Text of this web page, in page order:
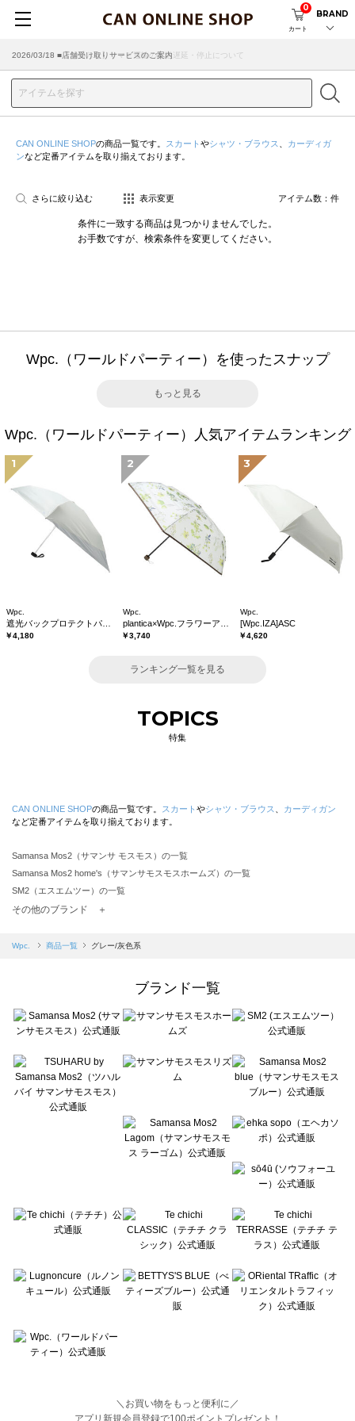
カート
0
BRAND
2026/07/29 ■【お知らせ】ヤマト運輸の配送遅延・停止について
2026/03/18 ■店舗受け取りサービスのご案内
CAN ONLINE SHOPの商品一覧です。 スカート やシャツ・ブラウス
カーディガ
ンなど定番アイテムを取り揃えております。
さらに絞り込む 表示変更 アイテム数： 件
条件に一致する商品は見つかりませんでした。
お手数ですが、検索条件を変更してください。
Wpc.（ワールドパーティー）を使ったスナップ
もっと見る
Wpc.（ワールドパーティー）人気アイテムランキング
1
Wpc.
￥4,180
2
Wpc.
￥3,740
3
Wpc.
[Wpc.IZA]ASC
￥4,620
ランキング一覧を見る
TOPICS
特集
CAN ONLINE SHOPの商品一覧です。 スカート やシャツ・ブラウス
カーディガン
など定番アイテムを取り揃えております。
Samansa Mos2（サマンサ モスモス）の一覧
Samansa Mos2 home's（サマンサモスモスホームズ）の一覧
SM2（エスエムツー）の一覧
TSUHARU by Samansa Mos2（ツハルバイサマンサモスモス）の一覧
Samansa Mos2 blue（サマンサモスモス ブルー）の一覧
Te chichi（テチチ）の一覧
Te chichi CLASSIC（テチチ クラシック）の一覧
Lugnoncure（ルノンキュール）の一覧
BETTY'S BLUE（べティーズブルー）の一覧
Wpc.（ワールドパーティー）の一覧
その他のブランド ＋
Wpc. 商品一覧 グレー/灰色系
ブランド一覧
＼お買い物をもっと便利に／
アプリ新規会員登録で100ポイントプレゼント！